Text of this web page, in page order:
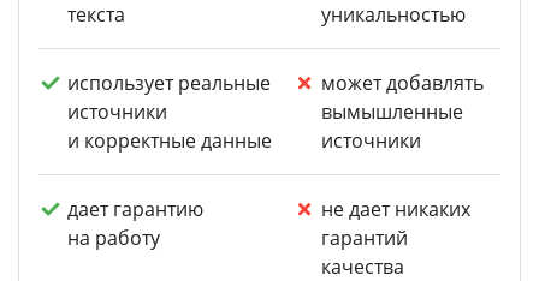
текста
уникальностью
использует реальные
источники
и корректные данные
может добавлять
вымышленные
источники
дает гарантию
на работу
не дает никаких
гарантий
качества